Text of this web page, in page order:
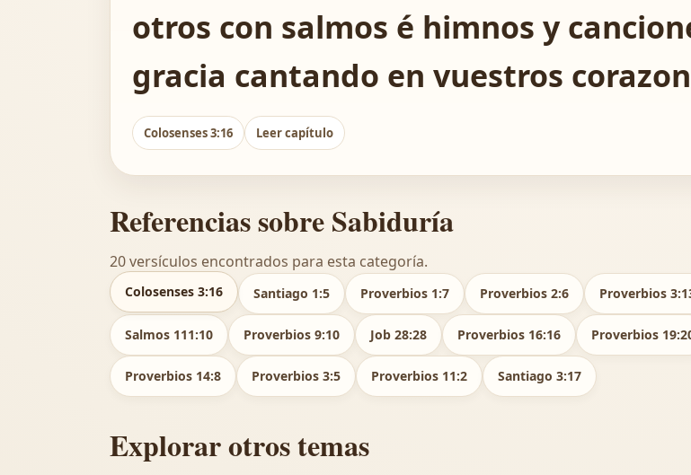
otros con salmos é himnos y
gracia cantando en vuestros
Colosenses 3:16 Leer capítulo
Referencias sobre Sabiduría
20 versículos encontrados para esta categoría.
Colosenses 3:16 Santiago 1:5 Proverbios 1:7 Proverbios 2:6 Proverbios
Salmos 111:10 Proverbios 9:10 Job 28:28 Proverbios 16:16 Proverbios
Proverbios 14:8 Proverbios 3:5 Proverbios 11:2 Santiago 3:17
Explorar otros temas